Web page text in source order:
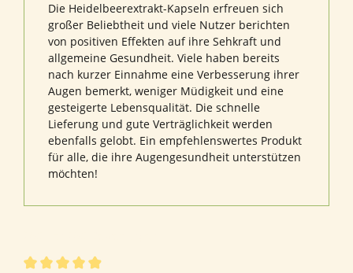
Die Heidelbeerextrakt-Kapseln erfreuen sich
großer Beliebtheit und viele Nutzer berichten
von positiven Effekten auf ihre Sehkraft und
allgemeine Gesundheit. Viele haben bereits
nach kurzer Einnahme eine Verbesserung ihrer
Augen bemerkt, weniger Müdigkeit und eine
gesteigerte Lebensqualität. Die schnelle
Lieferung und gute Verträglichkeit werden
ebenfalls gelobt. Ein empfehlenswertes Produkt
für alle, die ihre Augengesundheit unterstützen
möchten!